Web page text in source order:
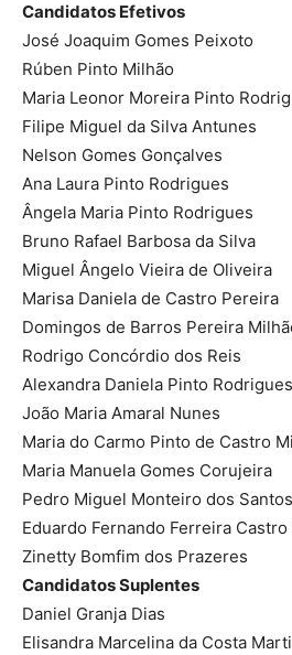
Candidatos Efetivos
José Joaquim Gomes Peixoto
Rúben Pinto Milhão
Maria Leonor Moreira Pinto
Filipe Miguel da Silva Antunes
Nelson Gomes Gonçalves
Ana Laura Pinto Rodrigues
Ângela Maria Pinto Rodrigues
Bruno Rafael Barbosa da Silva
Miguel Ângelo Vieira de Oliveira
Marisa Daniela de Castro Pereira
Domingos de Barros Pereira
Rodrigo Concórdio dos Reis
Alexandra Daniela Pinto
João Maria Amaral Nunes
Maria do Carmo Pinto de Castro
Maria Manuela Gomes Corujeira
Pedro Miguel Monteiro dos Santos
Eduardo Fernando Ferreira
Zinetty Bomfim dos Prazeres
Candidatos Suplentes
Daniel Granja Dias
Elisandra Marcelina da Costa